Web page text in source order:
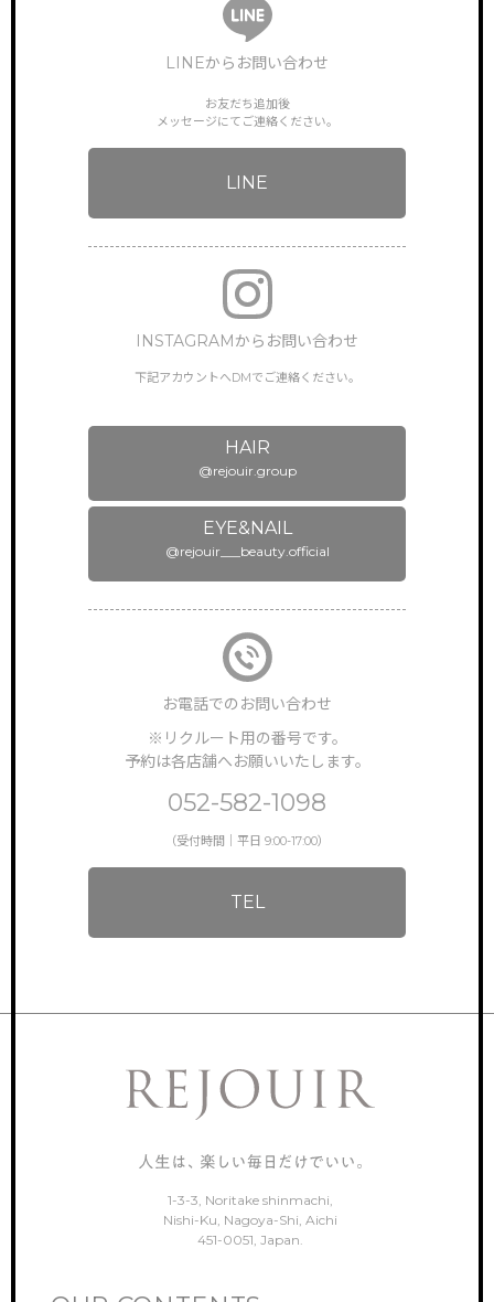
RECRUIT リクルート
スタッフの声
BRAND SALON サロン一覧
INSTAGRAM 公式インスタグラム
ONLINEGUIDANCE
COMPANY
お問い合わせ
LINEからお問い合わせ
お友だち追加後
メッセージにてご連絡ください。
LINE
INSTAGRAMからお問い合わせ
下記アカウントへDMでご連絡ください。
HAIR
@rejouir.group
EYE&NAIL
@rejouir___beauty.official
お電話でのお問い合わせ
※リクルート用の番号です。
予約は各店舗へお願いいたします。
052-582-1098
（受付時間｜平日 9:00-17:00）
TEL
1-3-3, Noritake shinmachi,
Nishi-Ku, Nagoya-Shi, Aichi
451-0051, Japan.